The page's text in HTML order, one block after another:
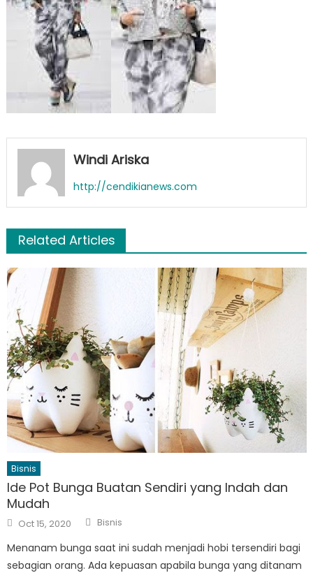
Windi Ariska
http://cendikianews.com
Related Articles
Bisnis
Ide Pot Bunga Buatan Sendiri yang Indah dan
Mudah
Posted
on
Oct 15, 2020 Author
Bisnis
Menanam bunga saat ini sudah menjadi hobi tersendiri bagi
sebagian orang. Ada kepuasan apabila bunga yang ditanam